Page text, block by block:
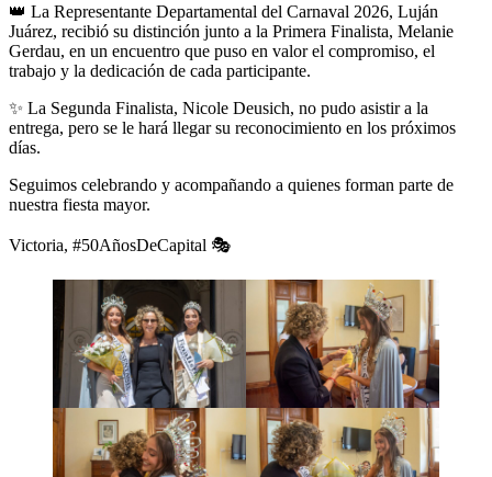
👑 La Representante Departamental del Carnaval 2026, Luján
Juárez, recibió su distinción junto a la Primera Finalista, Melanie
Gerdau, en un encuentro que puso en valor el compromiso, el
trabajo y la dedicación de cada participante.
✨ La Segunda Finalista, Nicole Deusich, no pudo asistir a la
entrega, pero se le hará llegar su reconocimiento en los próximos
días.
Seguimos celebrando y acompañando a quienes forman parte de
nuestra fiesta mayor.
Victoria, #50AñosDeCapital 🎭